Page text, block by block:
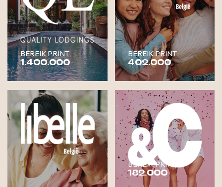
BEREIK PRINT
1.400.000
BEREIK PRINT
402.000
BEREIK PRINT
182.000